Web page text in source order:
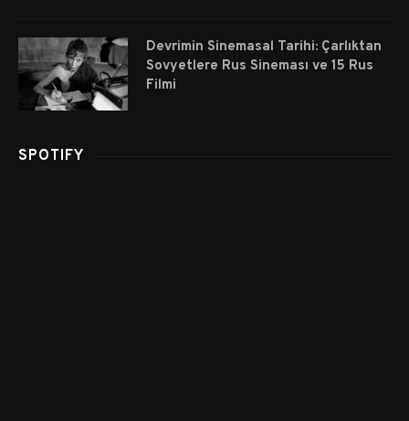
Devrimin Sinemasal Tarihi: Çarlıktan
Sovyetlere Rus Sineması ve 15 Rus
Filmi
SPOTIFY